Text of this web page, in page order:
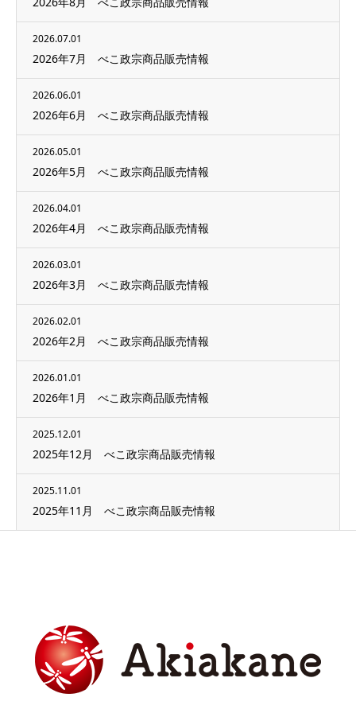
2026.07.01
2026年7月 べこ政宗商品販売情報
2026.06.01
2026年6月 べこ政宗商品販売情報
2026.05.01
2026年5月 べこ政宗商品販売情報
2026.04.01
2026年4月 べこ政宗商品販売情報
2026.03.01
2026年3月 べこ政宗商品販売情報
2026.02.01
2026年2月 べこ政宗商品販売情報
2026.01.01
2026年1月 べこ政宗商品販売情報
2025.12.01
2025年12月 べこ政宗商品販売情報
2025.11.01
2025年11月 べこ政宗商品販売情報